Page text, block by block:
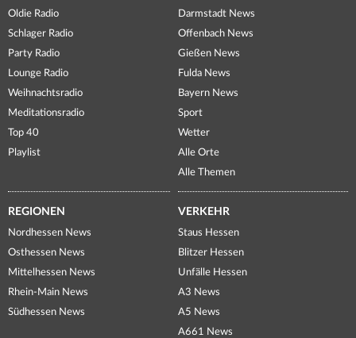
Oldie Radio
Schlager Radio
Party Radio
Lounge Radio
Weihnachtsradio
Meditationsradio
Top 40
Playlist
Darmstadt News
Offenbach News
Gießen News
Fulda News
Bayern News
Sport
Wetter
Alle Orte
Alle Themen
REGIONEN
Nordhessen News
Osthessen News
Mittelhessen News
Rhein-Main News
Südhessen News
VERKEHR
Staus Hessen
Blitzer Hessen
Unfälle Hessen
A3 News
A5 News
A661 News